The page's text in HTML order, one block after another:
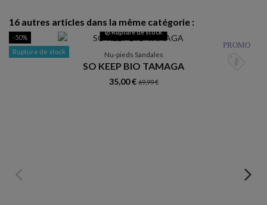
16 autres articles dans la même catégorie :
PROMO
-50%
Rupture de stock
Rupture de stock
Nu-pieds Sandales
SO KEEP BIO TAMAGA
35,00 €69,99 €